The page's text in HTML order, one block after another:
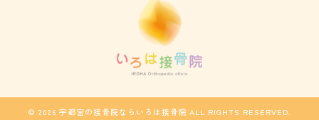
© 2026 宇都宮の接骨院ならいろは接骨院 ALL RIGHTS RESERVED.